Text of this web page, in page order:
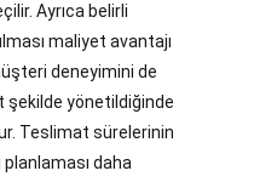
Ayrıca belirli
maliyet avantajı
deneyimini de
şekilde yönetildiğinde
Teslimat sürelerinin
daha